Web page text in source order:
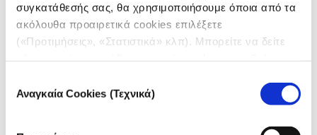
συγκατάθεσής σας, θα χρησιμοποιήσουμε όποια από τα
ακόλουθα προαιρετικά cookies επιλέξετε
(«Προτιμήσεις», «Στατιστικά» κλπ). Μπορείτε να δείτε
συγκατάθεσης
Αναγκαία Cookies (Τεχνικά)
Το iMEdD είναι ένας μη κερδοσκοπικός δημοσιογραφικός
οργανισμός που ιδρύθηκε το 2018 με αποκλειστική δωρεά
από το Ίδρυμα Σταύρος Νιάρχος (ΙΣΝ). Αποστολή του είναι η
ενίσχυση της διαφάνειας, της αξιοπιστίας και της